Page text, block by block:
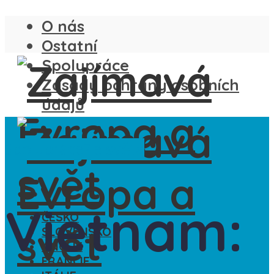
O nás
Ostatní
Spolupráce
Zásady ochrany osobních
údajů
ČESKO
SLOVENSKO
ANGLIE
FRANCIE
Vietnam: